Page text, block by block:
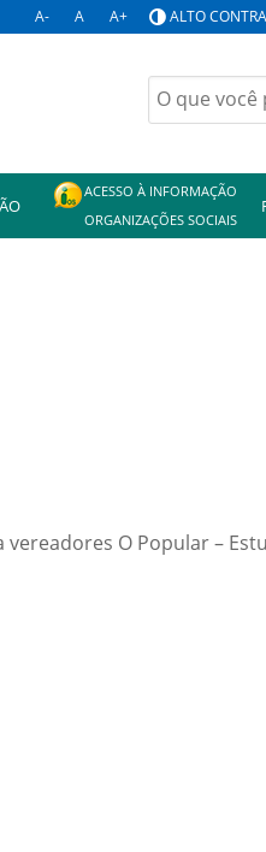
A- A A+ ALTO
Buscar
por:
ACESSO À INFORMAÇÃO
ORGANIZAÇÕES SOCIAIS
O Popular –